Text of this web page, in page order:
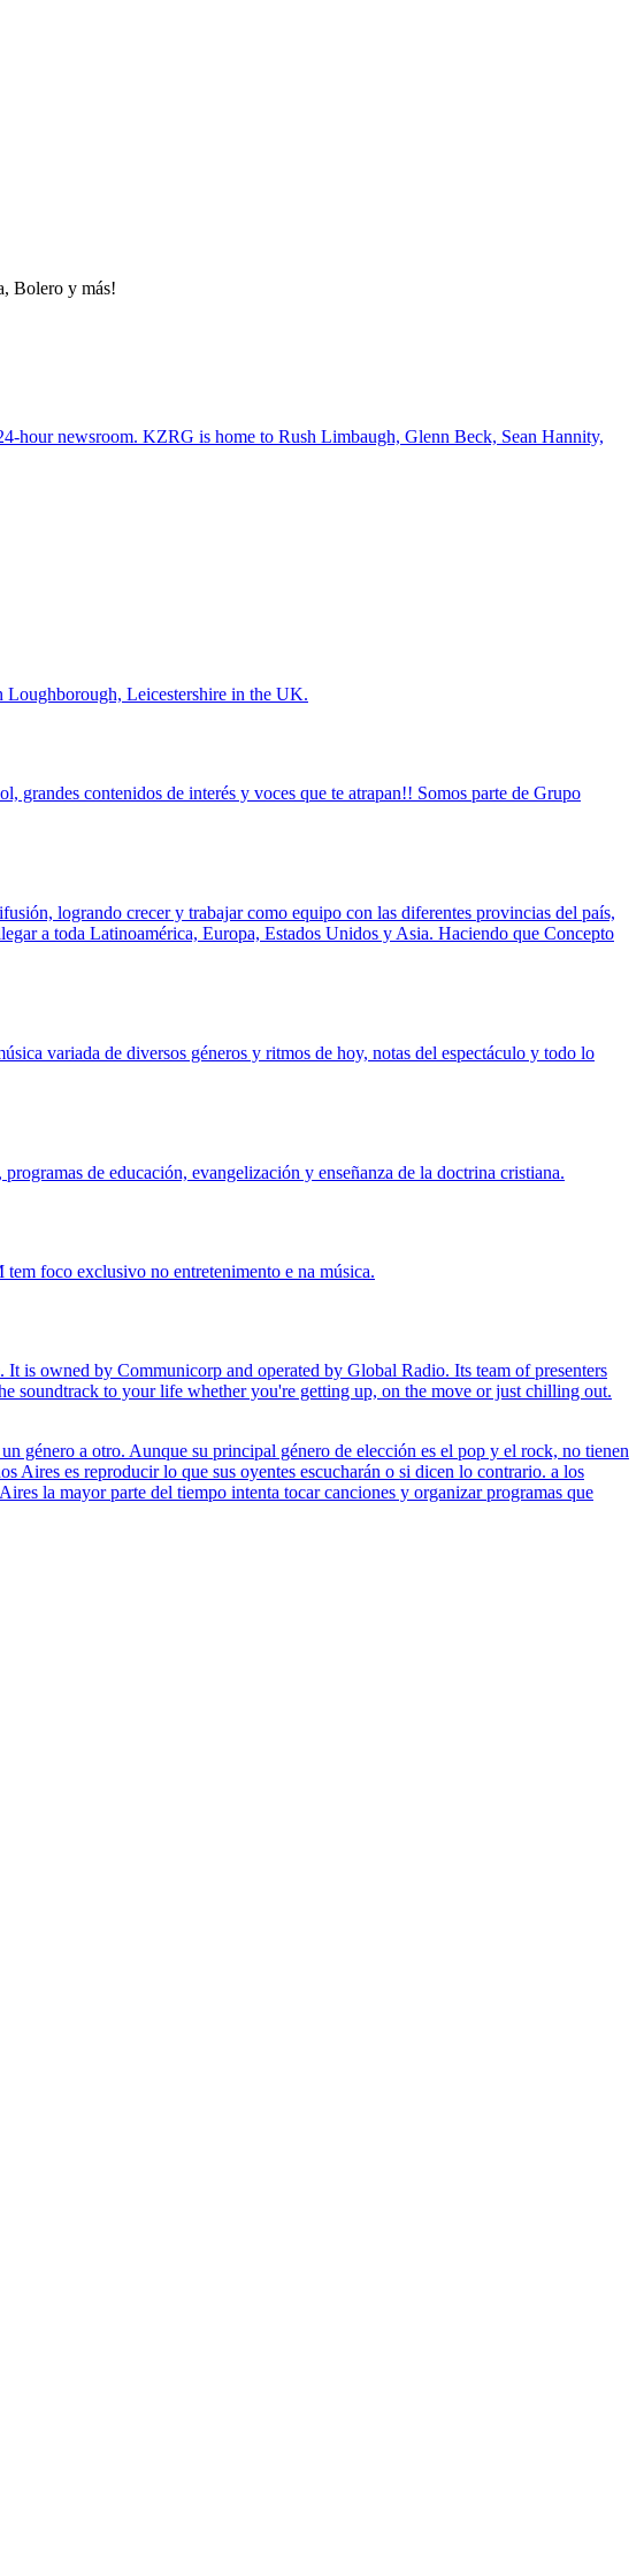
Bolero y más!
hour newsroom. KZRG is home to Rush Limbaugh, Glenn Beck, Sean Hannity,
Leicestershire in the UK.
grandes contenidos de interés y voces que te atrapan!! Somos parte de Grupo
logrando crecer y trabajar como equipo con las diferentes provincias del país,
a toda Latinoamérica, Europa, Estados Unidos y Asia. Haciendo que Concepto
variada de diversos géneros y ritmos de hoy, notas del espectáculo y todo lo
de educación, evangelización y enseñanza de la doctrina cristiana.
foco exclusivo no entretenimento e na música.
is owned by Communicorp and operated by Global Radio. Its team of presenters
soundtrack to your life whether you're getting up, on the move or just chilling out.
género a otro. Aunque su principal género de elección es el pop y el rock, no tienen
Aires es reproducir lo que sus oyentes escucharán o si dicen lo contrario. a los
la mayor parte del tiempo intenta tocar canciones y organizar programas que